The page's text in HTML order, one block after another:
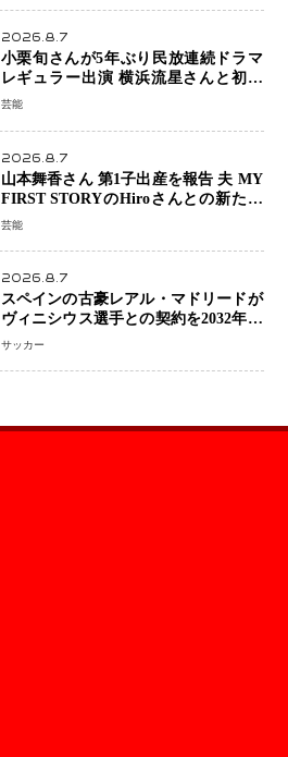
2026.8.7
小栗旬さんが5年ぶり民放連続ドラマ
レギュラー出演 横浜流星さんと初共
演『LOST10』で異色バディ結成
芸能
2026.8.7
山本舞香さん 第1子出産を報告 夫 MY
FIRST STORYのHiroさんとの新たな
家族生活「母子ともに健康」
芸能
2026.8.7
スペインの古豪レアル・マドリードが
ヴィニシウス選手との契約を2032年ま
で延長 長期交渉が決着 年俸は約43億
サッカー